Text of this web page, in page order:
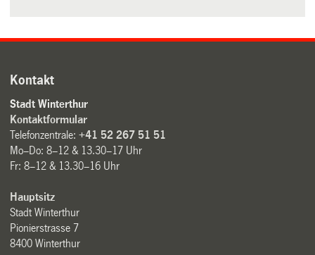
Kontakt
Stadt Winterthur
Kontaktformular
Telefonzentrale:+41 52 267 51 51
Mo–Do: 8–12 & 13.30–17 Uhr
Fr: 8–12 & 13.30–16 Uhr
Hauptsitz
Stadt Winterthur
Pionierstrasse 7
8400 Winterthur